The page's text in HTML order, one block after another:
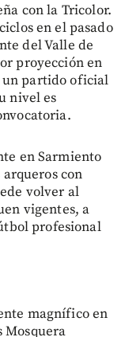
con la Tricolor.
en el pasado
del Valle de
proyección en
un partido oficial
nivel es
en Sarmiento
con
volver al
vigentes, a
profesional
magnífico en
Mosquera